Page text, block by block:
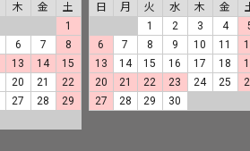
木 金
土
1
6 7
8
13 14
15
20 21
22
27 28
29
日
月 火 水 木 金
1
2 3 4
6
7 8 9 10 11
13
14 15 16 17 18
20
21 22 23 24 25
27
28 29 30